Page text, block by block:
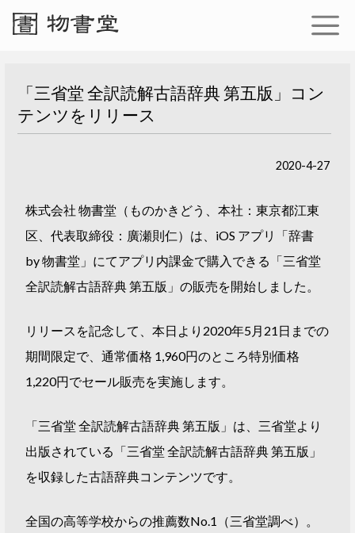
「三省堂 全訳読解古語辞典 第五版」コン
テンツをリリース
2020-4-27
株式会社 物書堂（ものかきどう、本社：東京都江東
区、代表取締役：廣瀬則仁）は、iOS アプリ「辞書
by 物書堂」にてアプリ内課金で購入できる「三省堂
全訳読解古語辞典 第五版」の販売を開始しました。
リリースを記念して、本日より2020年5月21日までの
期間限定で、通常価格 1,960円のところ特別価格
1,220円でセール販売を実施します。
「三省堂 全訳読解古語辞典 第五版」は、三省堂より
出版されている「三省堂 全訳読解古語辞典 第五版」
を収録した古語辞典コンテンツです。
全国の高等学校からの推薦数No.1（三省堂調べ）。